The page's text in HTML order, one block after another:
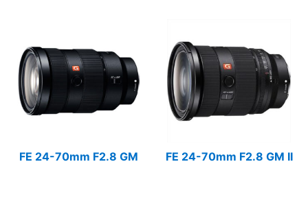
FE 24-70mm F2.8 GM FE 24-70mm F2.8 GM II